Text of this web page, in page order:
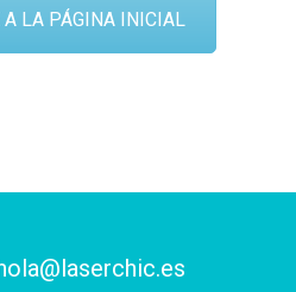
A LA PÁGINA INICIAL